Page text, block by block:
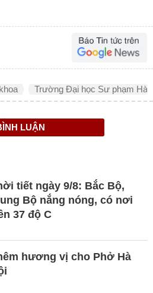
Trường Đại học Sư phạm Hà
LUẬN
tiết ngày 9/8: Bắc Bộ,
Bộ nắng nóng, có nơi
37 độ C
hương vị cho Phở Hà